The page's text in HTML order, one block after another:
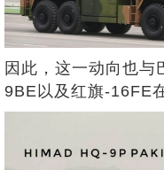
因此，这一动向也
9BE以及红旗-16FE